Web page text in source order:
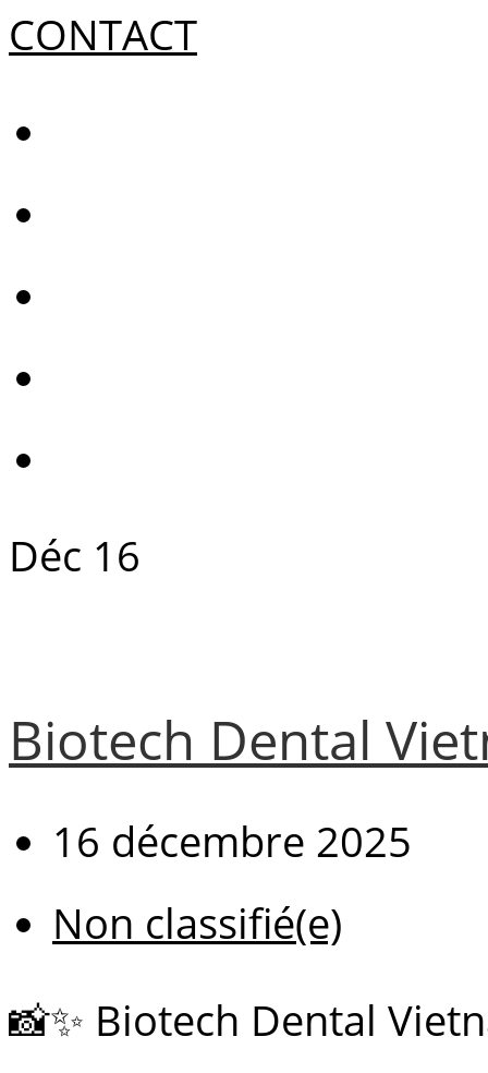
CONTACT
Déc 16
Biotech Dental
16 décembre 2025
Non classifié(e)
📸✨ Biotech Dental